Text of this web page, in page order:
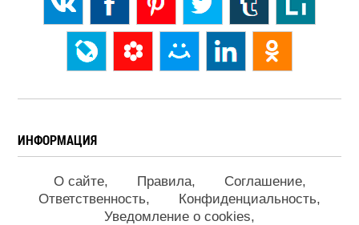
ИНФОРМАЦИЯ
О сайте Правила
Соглашение
Ответственность
Конфиденциальность
Уведомление о cookies